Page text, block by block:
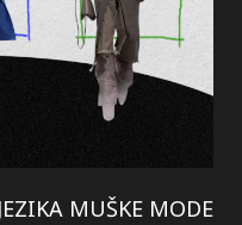
MUŠKE MODE